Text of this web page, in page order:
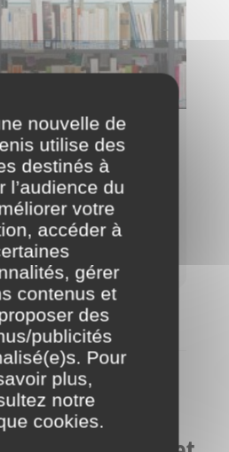
et enseignement
compte 3 centres de
et de nombreux
supérieurs.
NOS SERVICES
nouvelle de
utilise des
destinés à
l’audience du
votre
accéder à
gérer
contenus et
des
publicités
Pour
plus,
notre
cookies.